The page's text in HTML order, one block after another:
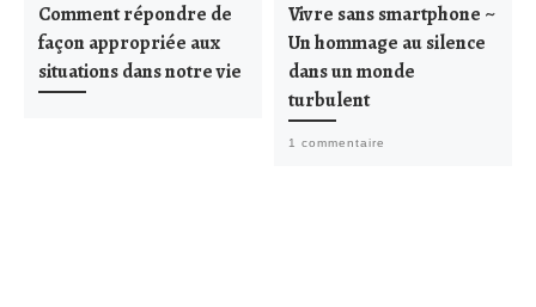
Comment répondre de
façon appropriée aux
situations dans notre vie
Vivre sans smartphone ~
Un hommage au silence
dans un monde
turbulent
1 commentaire